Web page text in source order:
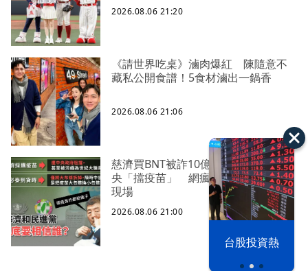
台股投資熱
2026.08.06 21:20
《請世界吃桌》滷肉爆紅 陳隨意不
藏私公開食譜！5食材滷出一鍋香
2026.08.06 21:06
慈濟買BNT被詐10億！藍營當年嗆中
央「擋疫苗」 網瘋朝聖：大型翻車
現場
2026.08.06 21:00